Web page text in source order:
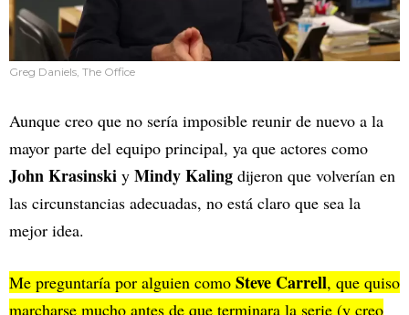
Greg Daniels, The Office
Aunque creo que no sería imposible reunir de nuevo a la
mayor parte del equipo principal, ya que actores como
John Krasinski y Mindy Kaling dijeron que volverían en
las circunstancias adecuadas, no está claro que sea la
mejor idea.
Me preguntaría por alguien como Steve Carrell, que quiso
marcharse mucho antes de que terminara la serie (y creo